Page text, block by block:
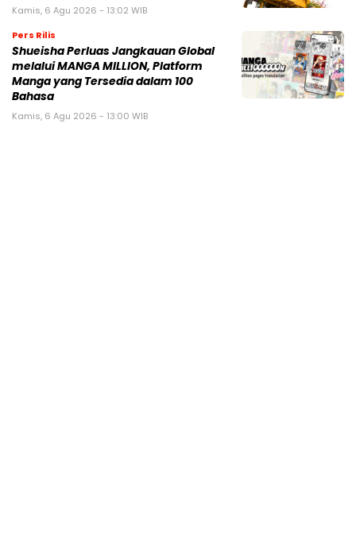
Kamis, 6 Agu 2026 - 13:02 WIB
Pers Rilis
Shueisha Perluas Jangkauan Global
melalui MANGA MILLION, Platform
Manga yang Tersedia dalam 100
Bahasa
Kamis, 6 Agu 2026 - 13:00 WIB